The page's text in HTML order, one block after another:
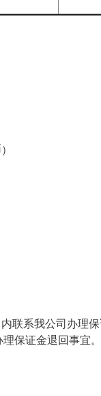
联系我公司办理
保证金退回事宜。